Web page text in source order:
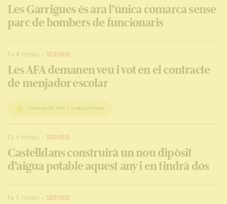
Les Garrigues és ara l’única comarca sense
parc de bombers de funcionaris
Fa 4 mesos - SERVEIS
Les AFA demanen veu i vot en el contracte
de menjador escolar
CONTINGUT PER A SUBSCRIPTORS
Fa 4 mesos - SERVEIS
Castelldans construirà un nou dipòsit
d’aigua potable aquest any i en tindrà dos
Fa 5 mesos - SERVEIS